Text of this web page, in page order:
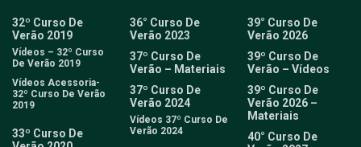
32º Curso De
Verão 2019
Vídeos – 32º Curso
De Verão 2019
Vídeos Acessoria-
32º Curso De Verão
2019
33º Curso De
36° Curso De
Verão 2023
37º Curso De
Verão – Materiais
37º Curso De
Verão 2024
Vídeos 37º Curso De
Verão 2024
39° Curso De
Verão 2026
39º Curso De
Verão – Vídeos
39º Curso De
Verão 2026 –
Materiais
40° Curso De